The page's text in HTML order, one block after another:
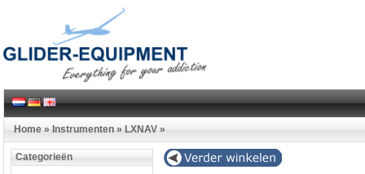
Home » Instrumenten » LXNAV »
Categorieën